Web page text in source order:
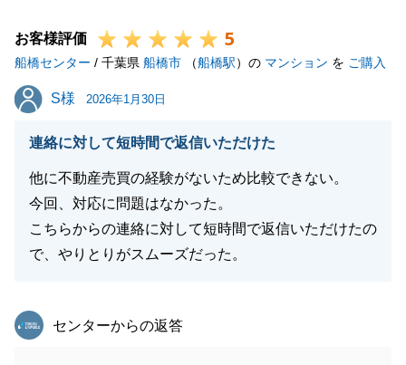
U様がいつも迅速にご対応くださったおかげで、スム
ーズな取引が実現いたしました。
また何かお困りごとがございましたら、いつでもお気
軽にご相談ください。
お客様評価 5
船橋センター / 千葉県 船橋市 （船橋駅）の マンション を ご購入
S様
S様 2026年1月30日
連絡に対して短時間で返信いただけた
他に不動産売買の経験がないため比較できない。
今回、対応に問題はなかった。
こちらからの連絡に対して短時間で返信いただけたの
で、やりとりがスムーズだった。
東急リバブル
センターからの返答